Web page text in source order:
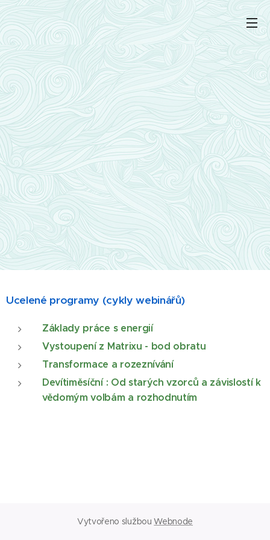
Ucelené programy (cykly webinářů)
Základy práce s energií
Vystoupení z Matrixu - bod obratu
Transformace a rozeznívání
Devítiměsíční : Od starých vzorců a závislostí k
vědomým volbám a rozhodnutím
Vytvořeno službouWebnode